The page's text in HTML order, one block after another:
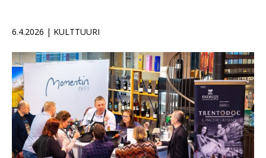
6.4.2026 | KULTTUURI